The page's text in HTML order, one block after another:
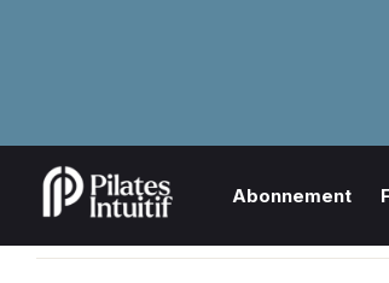
Abonnement